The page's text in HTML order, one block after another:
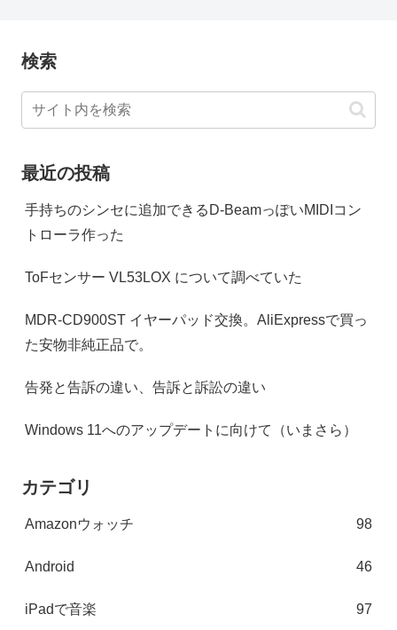
検索
最近の投稿
手持ちのシンセに追加できるD-BeamっぽいMIDIコン
トローラ作った
ToFセンサー VL53LOX について調べていた
MDR-CD900ST イヤーパッド交換。AliExpressで買っ
た安物非純正品で。
告発と告訴の違い、告訴と訴訟の違い
Windows 11へのアップデートに向けて（いまさら）
カテゴリ
Amazonウォッチ 98
Android 46
iPadで音楽 97